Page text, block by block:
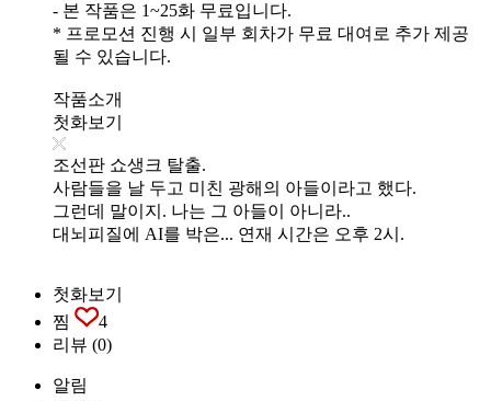
- 본 작품은 1~25화 무료입니다.
* 프로모션 진행 시 일부 회차가 무료 대여로 추가 제공
될 수 있습니다.
작품소개
첫화보기
조선판 쇼생크 탈출.
사람들을 날 두고 미친 광해의 아들이라고 했다.
그런데 말이지. 나는 그 아들이 아니라..
대뇌피질에 AI를 박은... 연재 시간은 오후 2시.
첫화보기
찜
4
리뷰 (0)
알림